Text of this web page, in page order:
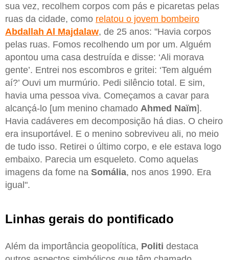
sua vez, recolhem corpos com pás e picaretas pelas
ruas da cidade, como relatou o jovem bombeiro
Abdallah Al Majdalaw, de 25 anos: "Havia corpos
pelas ruas. Fomos recolhendo um por um. Alguém
apontou uma casa destruída e disse: ‘Ali morava
gente’. Entrei nos escombros e gritei: ‘Tem alguém
aí?’ Ouvi um murmúrio. Pedi silêncio total. E sim,
havia uma pessoa viva. Começamos a cavar para
alcançá-lo [um menino chamado Ahmed Naïm].
Havia cadáveres em decomposição há dias. O cheiro
era insuportável. E o menino sobreviveu ali, no meio
de tudo isso. Retirei o último corpo, e ele estava logo
embaixo. Parecia um esqueleto. Como aquelas
imagens da fome na Somália, nos anos 1990. Era
igual".
Linhas gerais do pontificado
Além da importância geopolítica, Politi destaca